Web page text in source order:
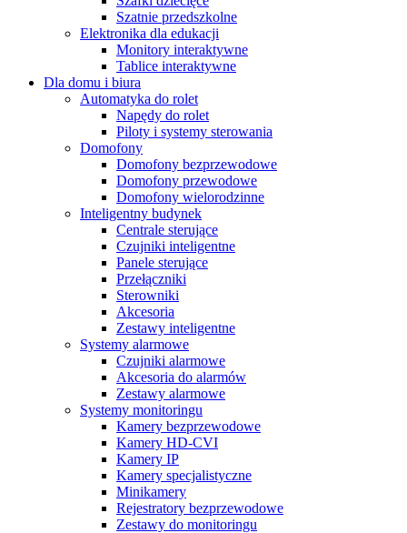
Szatnie przedszkolne
Elektronika dla edukacji
Monitory interaktywne
Tablice interaktywne
Dla domu i biura
Automatyka do rolet
Napędy do rolet
Piloty i systemy sterowania
Domofony
Domofony bezprzewodowe
Domofony przewodowe
Domofony wielorodzinne
Inteligentny budynek
Centrale sterujące
Czujniki inteligentne
Panele sterujące
Przełączniki
Sterowniki
Akcesoria
Zestawy inteligentne
Systemy alarmowe
Czujniki alarmowe
Akcesoria do alarmów
Zestawy alarmowe
Systemy monitoringu
Kamery bezprzewodowe
Kamery HD-CVI
Kamery IP
Kamery specjalistyczne
Minikamery
Rejestratory bezprzewodowe
Zestawy do monitoringu